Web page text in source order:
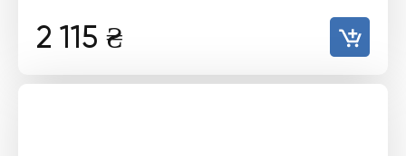
2 115 ₴